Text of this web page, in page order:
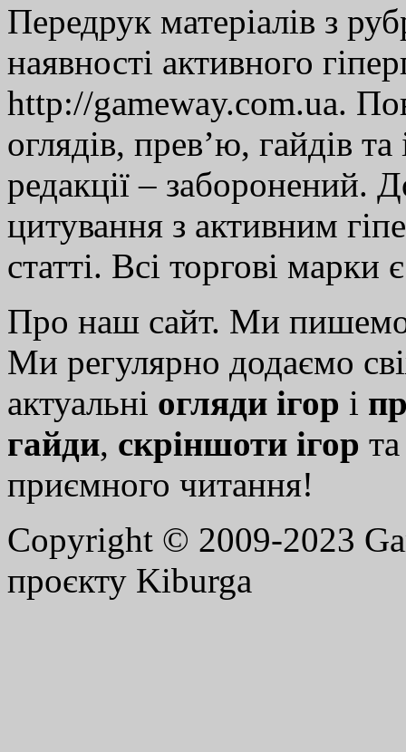
Передрук матеріалів з
наявності активного
http://gameway.com.ua.
оглядів, прев’ю, гайдів
редакції – заборонений.
цитування з активним
статті. Всі торгові марки
Про наш сайт. Ми
Ми регулярно додаємо
актуальні огляди ігор і
гайди, скріншоти ігор
приємного читання!
Copyright © 2009-2023
проєкту Kiburga